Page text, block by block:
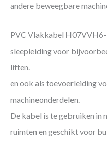
andere beweegbare
PVC Vlakkabel
sleepleiding voor
liften.
en ook als toevoerleiding
machineonderdelen.
De kabel is te gebruiken in
ruimten en geschikt voor